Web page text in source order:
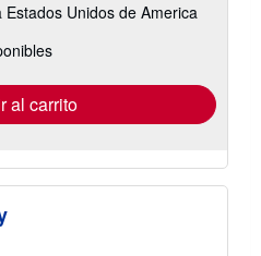
Unidos de America
al carrito